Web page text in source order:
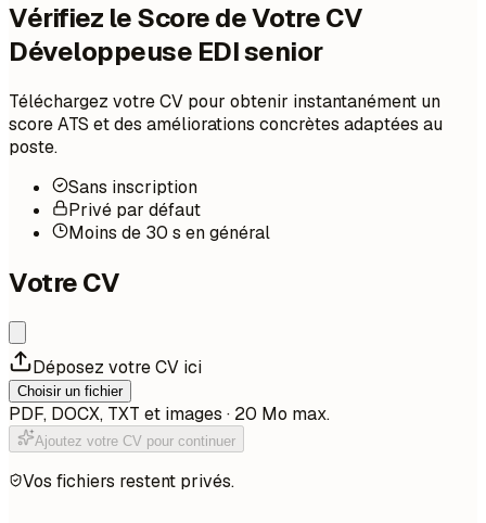
Vérifiez le Score de Votre CV
Développeuse EDI senior
Téléchargez votre CV pour obtenir instantanément un
score ATS et des améliorations concrètes adaptées au
poste.
Sans inscription
Privé par défaut
Moins de 30 s en général
Votre CV
Déposez votre CV ici
Choisir un fichier
PDF, DOCX, TXT et images · 20 Mo max.
Ajoutez votre CV pour continuer
Vos fichiers restent privés.